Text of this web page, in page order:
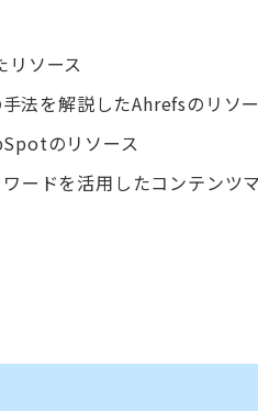
ソース
法を解説したAhrefsのリソ
のリソース
ードを活用したコンテンツ